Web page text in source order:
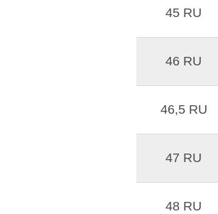
45 RU
46 RU
46,5 RU
47 RU
48 RU